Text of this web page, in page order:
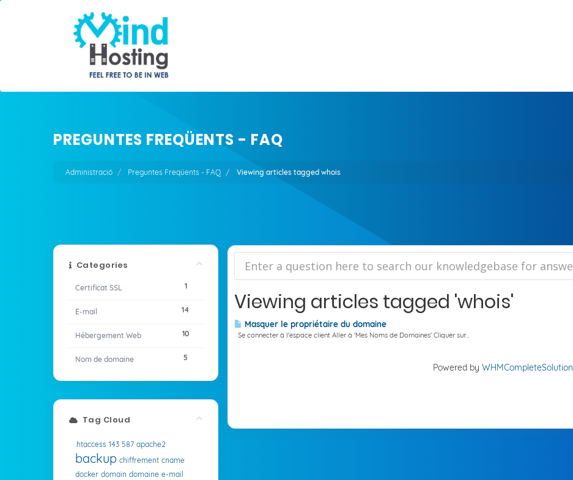
PREGUNTES FREQÜENTS - FAQ
Administració Preguntes Freqüents - FAQ Viewing articles tagged whois
Categories
1
Certificat SSL
14
E-mail
10
Hébergement Web
5
Nom de domaine
Viewing articles tagged 'whois'
Masquer le propriétaire du domaine
Se connecter à l'espace client Aller à 'Mes Noms de Domaines' Cliquer sur...
Powered by WHMCompleteSolution
Tag Cloud
.htaccess 143 587 apache2
backup chiffrement cname
docker domain domaine e-mail